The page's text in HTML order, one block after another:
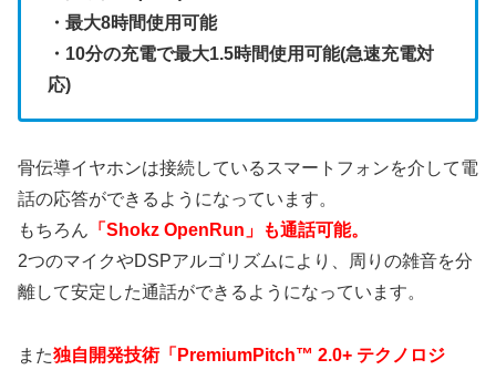
・最大8時間使用可能
・10分の充電で最大1.5時間使用可能(急速充電対
応)
骨伝導イヤホンは接続しているスマートフォンを介して電
話の応答ができるようになっています。
もちろん 「Shokz OpenRun」も通話可能。
2つのマイクやDSPアルゴリズムにより、周りの雑音を分
離して安定した通話ができるようになっています。
また独自開発技術「PremiumPitch™ 2.0+ テクノロジ